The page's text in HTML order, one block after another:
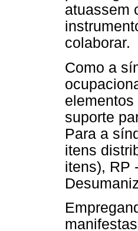
atuassem
colaborar.
Como a
suporte
Para a
itens
itens), RP